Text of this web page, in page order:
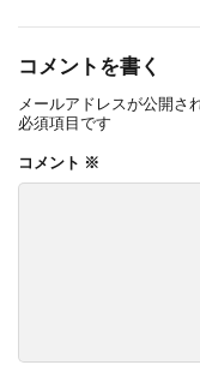
コメントを書く
メールアドレスが公開さ
必須項目です
コメント ※